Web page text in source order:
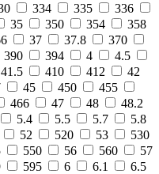
334 335
336
35 350 354
358
37 37.8
370
390 394 4
4.5
41.5 410 412
42
45 450
455
466 47 48
48.2
5.4 5.5 5.7
5.8
52 520 53
530
550 56 560
57
595 6 6.1
6.5